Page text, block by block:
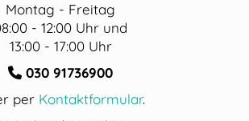
Montag - Freitag
- 12:00 Uhr und
13:00 - 17:00 Uhr
030 91736900
per Kontaktformular.